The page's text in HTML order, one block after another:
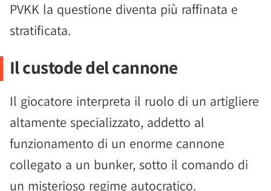
PVKK la questione diventa più raffinata e
stratificata.
Il custode del cannone
Il giocatore interpreta il ruolo di un artigliere
altamente specializzato, addetto al
funzionamento di un enorme cannone
collegato a un bunker, sotto il comando di
un misterioso regime autocratico.